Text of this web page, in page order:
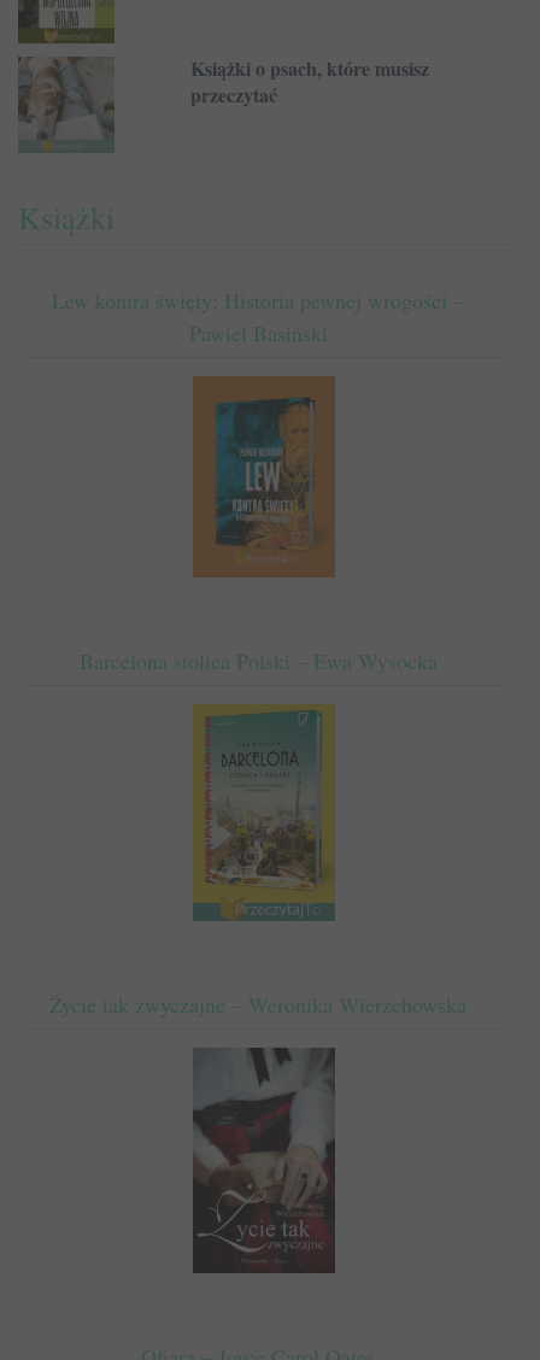
Książki o psach, które musisz
przeczytać
Książki
Lew kontra święty: Historia pewnej wrogości –
Pawieł Basiński
Barcelona stolica Polski – Ewa Wysocka
Życie tak zwyczajne – Weronika Wierzchowska